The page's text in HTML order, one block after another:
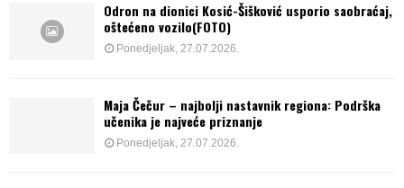
Odron na dionici Kosić-Šišković usporio saobraćaj,
oštećeno vozilo(FOTO)
Ponedjeljak, 27.07.2026.
Maja Čečur – najbolji nastavnik regiona: Podrška
učenika je najveće priznanje
Ponedjeljak, 27.07.2026.